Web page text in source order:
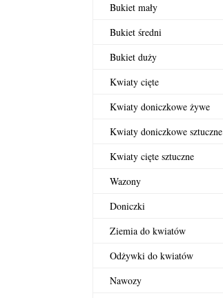
Bukiet mały
Bukiet średni
Bukiet duży
Kwiaty cięte
Kwiaty doniczkowe żywe
Kwiaty doniczkowe sztuczne
Kwiaty cięte sztuczne
Wazony
Doniczki
Ziemia do kwiatów
Odżywki do kwiatów
Nawozy